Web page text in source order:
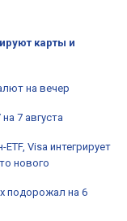
карты и
на вечер
7 августа
Visa интегрирует
нового
подорожал на 6